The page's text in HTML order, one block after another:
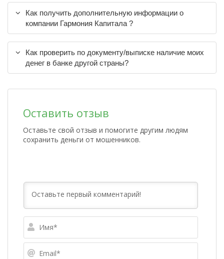
Как получить дополнительную информации о
компании Гармония Капитала ?
Как проверить по документу/выписке наличие моих
денег в банке другой страны?
Оставить отзыв
Оставьте свой отзыв и помогите другим людям
сохранить деньги от мошенников.